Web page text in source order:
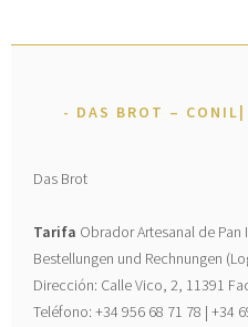
DAS BROT –
Das Brot
Tarifa Obrador Artesanal de Pan
Bestellungen und Rechnungen
Dirección: Calle Vico, 2, 11391
Teléfono: +34 956 68 71 78 | +34